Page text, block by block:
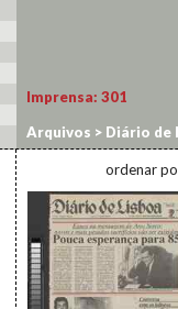
Imprensa: 301
Arquivos > Diário de
ordenar